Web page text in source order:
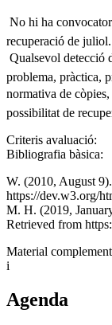
 No hi ha
recuperació de juliol.
 Qualsevol
problema, pràctica,
normativa de còpies,
possibilitat de
Criteris avaluació:
Bibliografia bàsica:
W. (2010, August
https://dev.w3.org/
M. H. (2019,
Retrieved from
Material
i
Agenda